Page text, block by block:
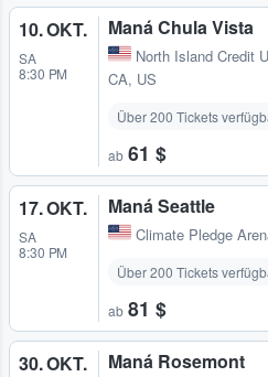
10. OKT.
SA
8:30 PM
Maná Chula Vista
North Island Credit
CA, US
Über 200 Tickets
ab 61 $
17. OKT.
SA
8:30 PM
Maná Seattle
Climate Pledge
Über 200 Tickets
ab 81 $
30. OKT. Maná Rosemont